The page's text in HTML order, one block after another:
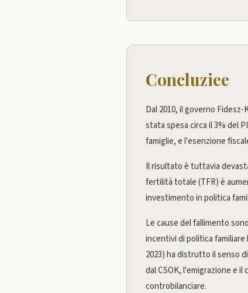
Concluziee
Dal 2010, il governo
stata spesa circa il 3% del
famiglie, e l'esenzione
Il risultato è tuttavia
fertilità totale (TFR) è
investimento in politica
Le cause del fallimento
incentivi di politica
2023) ha distrutto il senso
dal CSOK, l'emigrazione e
controbilanciare.